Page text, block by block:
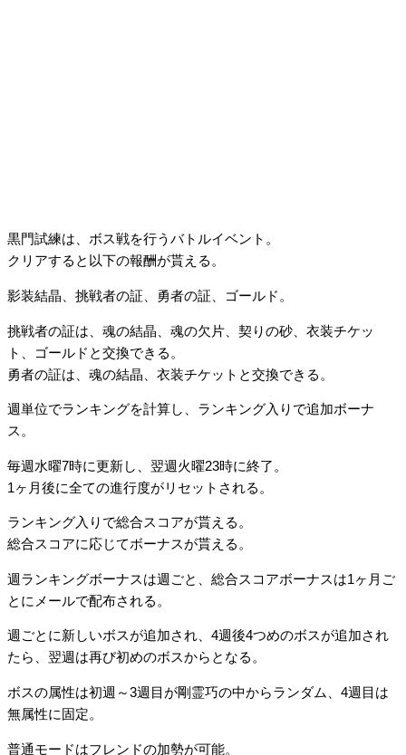
黒門試練は、ボス戦を行うバトルイベント。
クリアすると以下の報酬が貰える。
影装結晶、挑戦者の証、勇者の証、ゴールド。
挑戦者の証は、魂の結晶、魂の欠片、契りの砂、衣装チケッ
ト、ゴールドと交換できる。
勇者の証は、魂の結晶、衣装チケットと交換できる。
週単位でランキングを計算し、ランキング入りで追加ボーナ
ス。
毎週水曜7時に更新し、翌週火曜23時に終了。
1ヶ月後に全ての進行度がリセットされる。
ランキング入りで総合スコアが貰える。
総合スコアに応じてボーナスが貰える。
週ランキングボーナスは週ごと、総合スコアボーナスは1ヶ月ご
とにメールで配布される。
週ごとに新しいボスが追加され、4週後4つめのボスが追加され
たら、翌週は再び初めのボスからとなる。
ボスの属性は初週～3週目が剛霊巧の中からランダム、4週目は
無属性に固定。
普通モードはフレンドの加勢が可能。